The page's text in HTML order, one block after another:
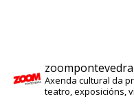
zoompontevedra
Axenda cultural da
teatro, exposicións,